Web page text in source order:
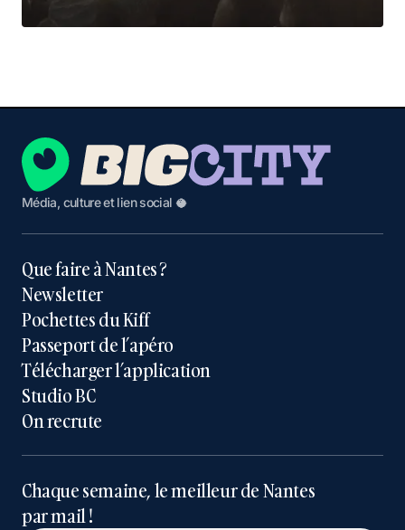
Média, culture et lien social 🥥
Que faire à Nantes ?
Newsletter
Pochettes du Kiff
Passeport de l’apéro
Télécharger l’application
Studio BC
On recrute
Chaque semaine, le meilleur de Nantes
par mail !